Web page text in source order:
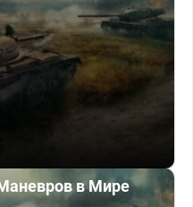
в Мире